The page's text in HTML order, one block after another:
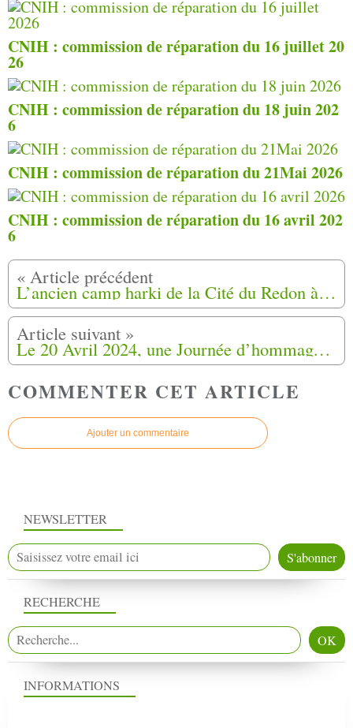
CNIH : commission de réparation du 16 juillet 20
26
CNIH : commission de réparation du 18 juin 202
6
CNIH : commission de réparation du 21Mai 2026
CNIH : commission de réparation du 16 avril 202
6
L’ancien camp harki de la Cité du Redon à Montpellier , bientôt reconnu par l’État comme ouvrant droit à réparation (34)
Le 20 Avril 2024, une Journée d’hommage aux femmes (mamies) de la communauté Harkis a été organisée à Bergerac,(24)
COMMENTER CET ARTICLE
Ajouter un commentaire
NEWSLETTER
RECHERCHE
INFORMATIONS